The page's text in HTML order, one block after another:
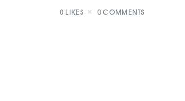
0 LIKES 0 COMMENTS